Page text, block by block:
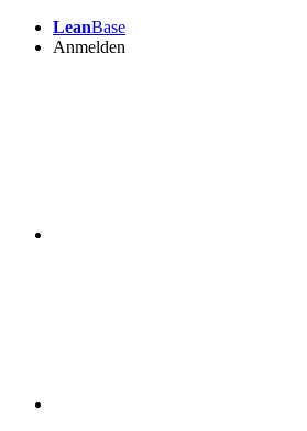
LeanBase
Anmelden